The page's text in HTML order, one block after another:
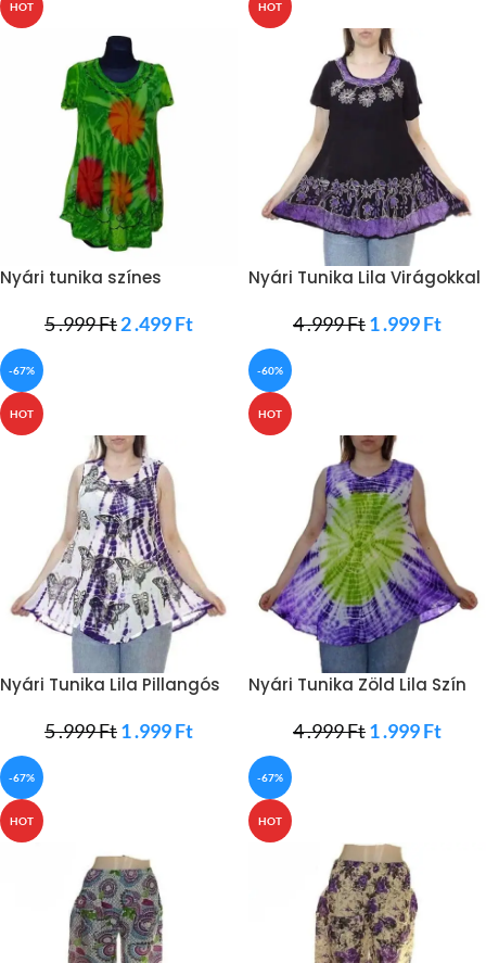
HOT
Nyári tunika színes
5 .999Ft2 .499Ft
HOT
Nyári Tunika Lila Virágokkal
4 .999Ft1 .999Ft
-67%
HOT
Nyári Tunika Lila Pillangós
5 .999Ft1 .999Ft
-60%
HOT
Nyári Tunika Zöld Lila Szín
4 .999Ft1 .999Ft
-67%
HOT
-67%
HOT